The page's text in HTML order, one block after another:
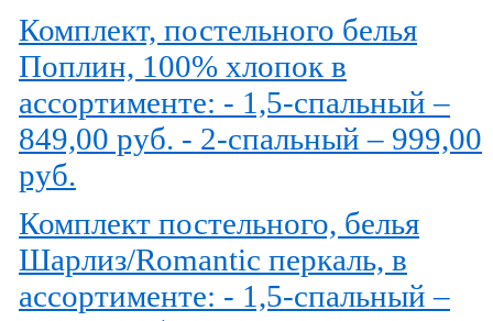
Комплект, постельного белья
Поплин, 100% хлопок в
ассортименте: - 1,5-спальный –
849,00 руб. - 2-спальный – 999,00
руб.
Комплект постельного, белья
Шарлиз/Romantic перкаль, в
ассортименте: - 1,5-спальный –